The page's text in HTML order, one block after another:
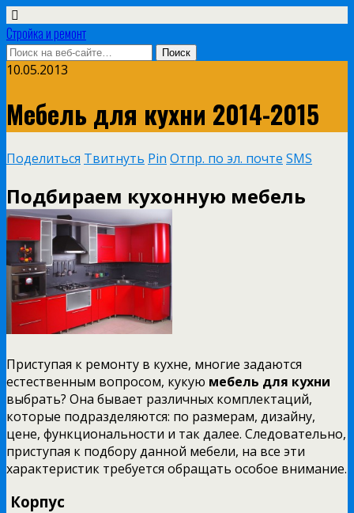
Стройка и ремонт
10.05.2013
Мебель для кухни 2014-2015
Поделиться Твитнуть Pin Отпр. по эл. почте SMS
Подбираем кухонную мебель
Приступая к ремонту в кухне, многие задаются
естественным вопросом, кукую мебель для кухни
выбрать? Она бывает различных комплектаций,
которые подразделяются: по размерам, дизайну,
цене, функциональности и так далее. Следовательно,
приступая к подбору данной мебели, на все эти
характеристик требуется обращать особое внимание.
Корпус